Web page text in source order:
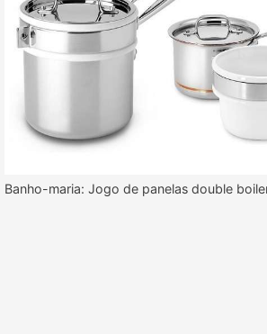
Banho-maria: Jogo de panelas double